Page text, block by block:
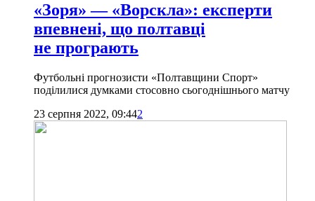
«Зоря» — «Ворскла»: експерти
впевнені, що полтавці
не програють
Футбольні прогнозисти «Полтавщини Спорт»
поділилися думками стосовно сьогоднішнього матчу
23 серпня 2022, 09:442